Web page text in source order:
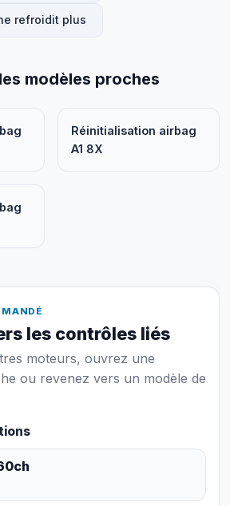
refroidit plus
modèles proches
Réinitialisation airbag
A1 8X
les contrôles liés
moteurs, ouvrez une
ou revenez vers un modèle de